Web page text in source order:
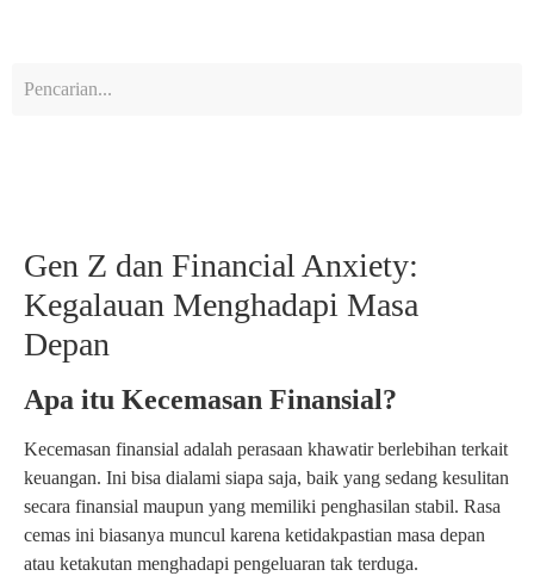
Gen Z dan Financial Anxiety:
Kegalauan Menghadapi Masa
Depan
Apa itu Kecemasan Finansial?
Kecemasan finansial adalah perasaan khawatir berlebihan terkait
keuangan. Ini bisa dialami siapa saja, baik yang sedang kesulitan
secara finansial maupun yang memiliki penghasilan stabil. Rasa
cemas ini biasanya muncul karena ketidakpastian masa depan
atau ketakutan menghadapi pengeluaran tak terduga.